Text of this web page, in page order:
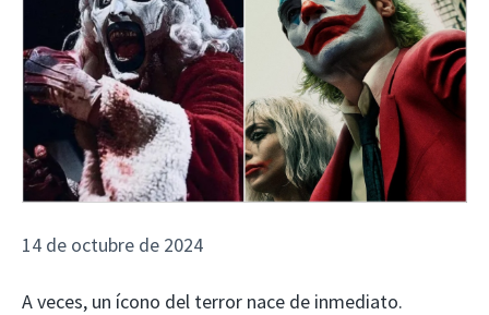
14 de octubre de 2024
A veces, un ícono del terror nace de inmediato.